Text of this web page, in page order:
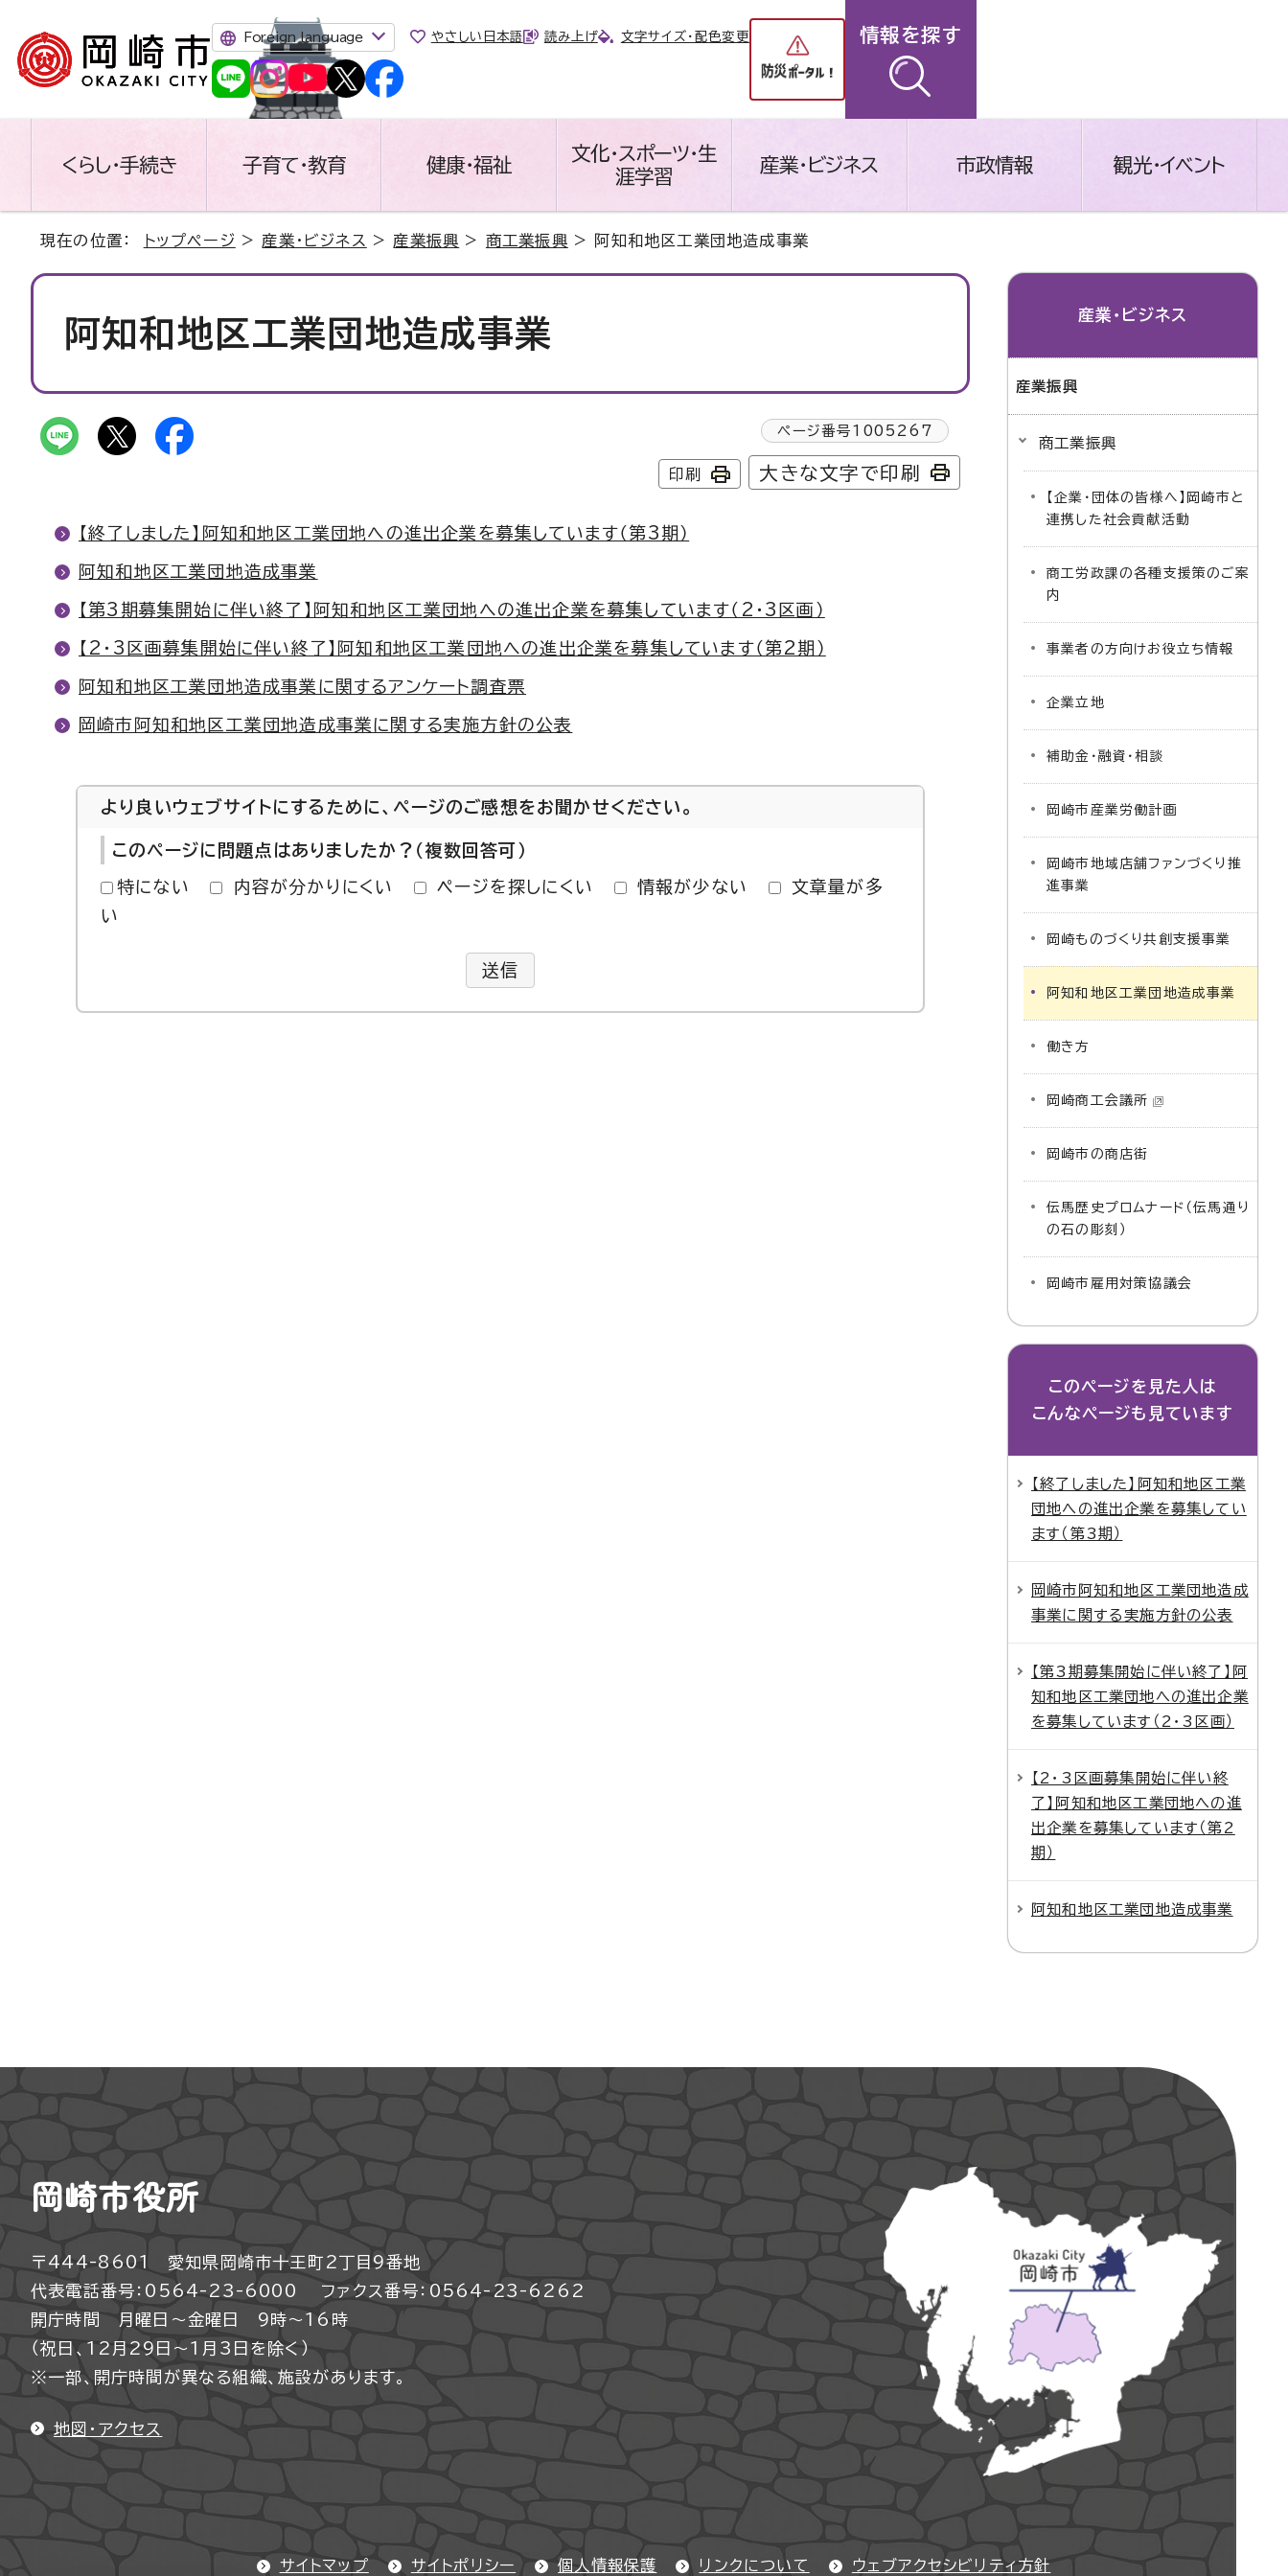
Foreign language やさしい日本語 読み上げ 文字サイズ・配色変更 情報を探す
くらし・手続き 子育て・教育 健康・福祉
文化・スポーツ・生
涯学習
産業・ビジネス 市政情報 観光・イベント
現在の位置： トップページ > 産業・ビジネス > 産業振興 > 商工業振興 > 阿知和地区工業団地造成事業
阿知和地区工業団地造成事業
ページ番号 1005267
印刷 大きな文字で印刷
【終了しました】阿知和地区工業団地への進出企業を募集しています（第3期）
阿知和地区工業団地造成事業
【第3期募集開始に伴い終了】阿知和地区工業団地への進出企業を募集しています（2・3区画）
【2・3区画募集開始に伴い終了】阿知和地区工業団地への進出企業を募集しています（第2期）
阿知和地区工業団地造成事業に関するアンケート調査票
岡崎市阿知和地区工業団地造成事業に関する実施方針の公表
より良いウェブサイトにするために、ページのご感想をお聞かせください。
このページに問題点はありましたか？（複数回答可）
特にない 内容が分かりにくい ページを探しにくい 情報が少ない
文章量が多
い
送信
産業・ビジネス
産業振興
商工業振興
【企業・団体の皆様へ】岡崎市と
連携した社会貢献活動
商工労政課の各種支援策のご案
内
事業者の方向けお役立ち情報
企業立地
補助金・融資・相談
岡崎市産業労働計画
岡崎市地域店舗ファンづくり推
進事業
岡崎ものづくり共創支援事業
阿知和地区工業団地造成事業
働き方
岡崎商工会議所
岡崎市の商店街
伝馬歴史プロムナード（伝馬通り
の石の彫刻）
岡崎市雇用対策協議会
このページを見た人は
こんなページも見ています
【終了しました】阿知和地区工業
団地への進出企業を募集してい
ます（第3期）
岡崎市阿知和地区工業団地造成
事業に関する実施方針の公表
【第3期募集開始に伴い終了】阿
知和地区工業団地への進出企業
を募集しています（2・3区画）
【2・3区画募集開始に伴い終
了】阿知和地区工業団地への進
出企業を募集しています（第2
期）
阿知和地区工業団地造成事業
岡崎市役所
〒444-8601 愛知県岡崎市十王町2丁目9番地
代表電話番号：0564-23-6000
ファクス番号：0564-23-6262
開庁時間 月曜日～金曜日 9時～16時
（祝日、12月29日～1月3日を除く）
※一部、開庁時間が異なる組織、施設があります。
地図・アクセス
サイトマップ サイトポリシー 個人情報保護 リンクについて ウェブアクセシビリティ方針